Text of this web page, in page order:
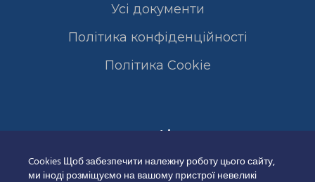
Усі документи
Політика конфіденційності
Полiтика Cookie
Сертифікати
Cookies Щоб забезпечити належну роботу цього сайту,
ми іноді розміщуємо на вашому пристрої невеликі